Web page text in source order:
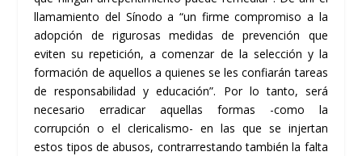
llamamiento del Sínodo a “un firme compromiso a la
adopción de rigurosas medidas de prevención que
eviten su repetición, a comenzar de la selección y la
formación de aquellos a quienes se les confiarán tareas
de responsabilidad y educación”. Por lo tanto, será
necesario erradicar aquellas formas -como la
corrupción o el clericalismo- en las que se injertan
estos tipos de abusos, contrarrestando también la falta